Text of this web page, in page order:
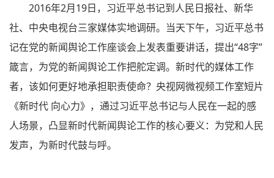
2016年2月19日，习近平总书记到人民日报社、新华
社、中央电视台三家媒体实地调研。当天下午，习近平总书
记在党的新闻舆论工作座谈会上发表重要讲话，提出“48字”
箴言，为党的新闻舆论工作把舵定调。新时代的媒体工作
者，该如何更好地承担职责使命？央视网微视频工作室短片
《新时代 向心力》，通过习近平总书记与人民在一起的感
人场景，凸显新时代新闻舆论工作的核心要义：为党和人民
发声，为新时代鼓与呼。